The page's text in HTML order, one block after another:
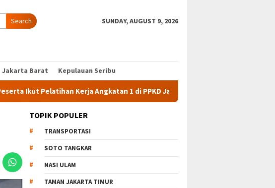
Search SUNDAY, AUGUST 9, 2026
Jakarta Barat Kepulauan Seribu
Kerja Angkatan 1 di PPKD Jaksel 10 Wisata Gratis di Jakarta Timur
TOPIK POPULER
TRANSPORTASI
SOTO TANGKAR
NASI ULAM
TAMAN JAKARTA TIMUR